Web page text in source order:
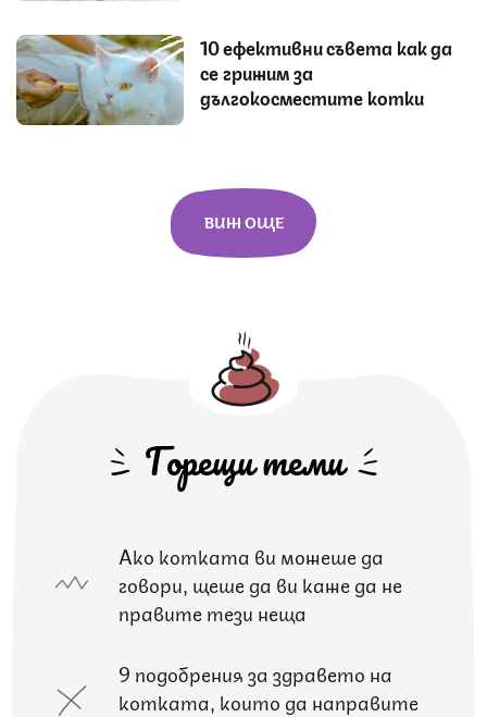
10 ефективни съвета как да
се грижим за
дългокосместите котки
ВИЖ ОЩЕ
Горещи теми
Ако котката ви можеше да
говори, щеше да ви каже да не
правите тези неща
9 подобрения за здравето на
котката, които да направите